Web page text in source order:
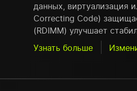
данных, виртуализация
Correcting Code)
(RDIMM) улучшает
Узнать больше